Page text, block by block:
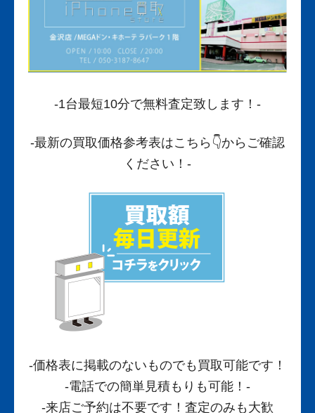
-1台最短10分で無料査定致します！-
-最新の買取価格参考表はこちら 👇からご確認
ください！-
-価格表に掲載のないものでも買取可能です！
-電話での簡単見積もりも可能！-
-来店ご予約は不要です！査定のみも大歓